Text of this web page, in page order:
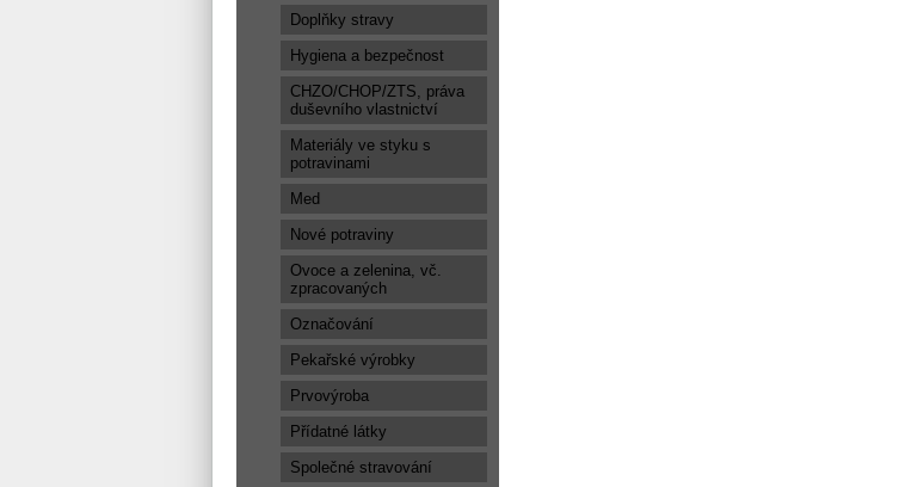
Doplňky stravy
Hygiena a bezpečnost
CHZO/CHOP/ZTS, práva
duševního vlastnictví
Materiály ve styku s
potravinami
Med
Nové potraviny
Ovoce a zelenina, vč.
zpracovaných
Označování
Pekařské výrobky
Prvovýroba
Přídatné látky
Společné stravování